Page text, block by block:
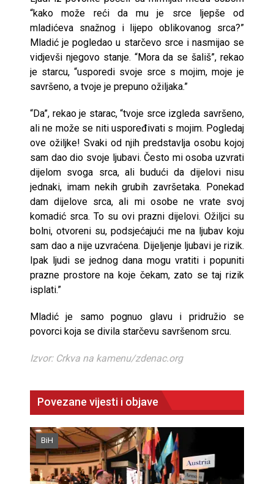
“kako može reći da mu je srce ljepše od
mladićeva snažnog i lijepo oblikovanog srca?”
Mladić je pogledao u starčevo srce i nasmijao se
vidjevši njegovo stanje. “Mora da se šališ”, rekao
je starcu, “usporedi svoje srce s mojim, moje je
savršeno, a tvoje je prepuno ožiljaka.”
“Da”, rekao je starac, “tvoje srce izgleda savršeno,
ali ne može se niti uspoređivati s mojim. Pogledaj
ove ožiljke! Svaki od njih predstavlja osobu kojoj
sam dao dio svoje ljubavi. Često mi osoba uzvrati
dijelom svoga srca, ali budući da dijelovi nisu
jednaki, imam nekih grubih završetaka. Ponekad
dam dijelove srca, ali mi osobe ne vrate svoj
komadić srca. To su ovi prazni dijelovi. Ožiljci su
bolni, otvoreni su, podsjećajući me na ljubav koju
sam dao a nije uzvraćena. Dijeljenje ljubavi je rizik.
Ipak ljudi se jednog dana mogu vratiti i popuniti
prazne prostore na koje čekam, zato se taj rizik
isplati.”
Mladić je samo pognuo glavu i pridružio se
povorci koja se divila starčevu savršenom srcu.
Izvor: Crkva na kamenu/zdenac.org
Povezane vijesti i objave
BiH